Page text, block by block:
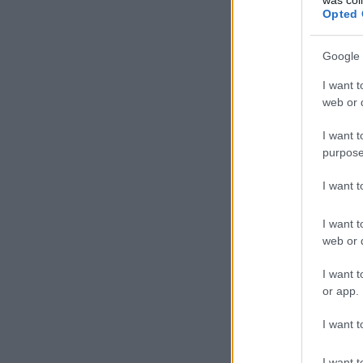
Opted
Google
I want
web or
I want
I want
I want
web or
I want
or app.
I want